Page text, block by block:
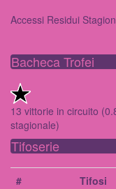
Accessi Residui
Bacheca Trofei
13 vittorie in circuito
stagionale)
Tifoserie
# Tifosi